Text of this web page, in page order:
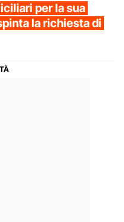
per la sua
la richiesta di